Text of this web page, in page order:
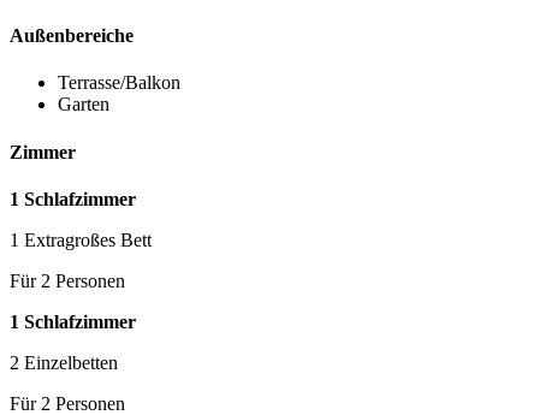
Außenbereiche
Terrasse/Balkon
Garten
Zimmer
1 Schlafzimmer
1 Extragroßes Bett
Für 2 Personen
1 Schlafzimmer
2 Einzelbetten
Für 2 Personen